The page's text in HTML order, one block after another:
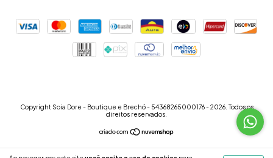
Copyright Soia Dore - Boutique e Brechó - 54368265000176 - 2026. Todos os
direitos reservados.